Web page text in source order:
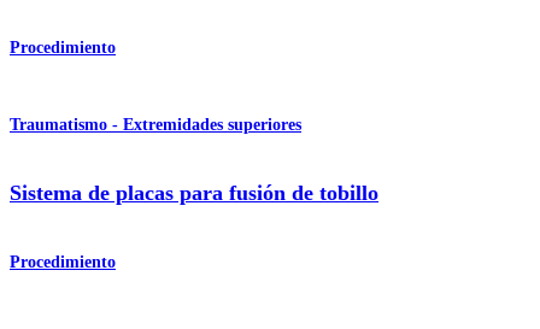
Procedimiento
Traumatismo - Extremidades superiores
Sistema de placas para fusión de tobillo
Procedimiento